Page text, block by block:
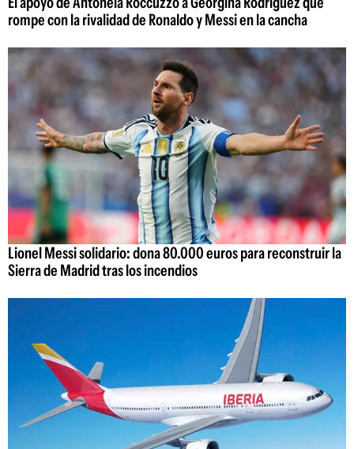
rompe con la rivalidad de Ronaldo y Messi en la cancha
Lionel Messi solidario: dona 80.000 euros para reconstruir la
Sierra de Madrid tras los incendios